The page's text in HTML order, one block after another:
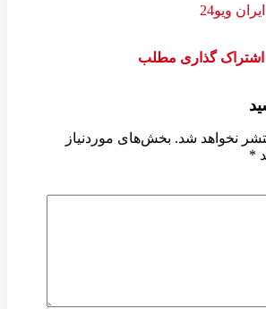
ویو24
اشتراک گذاری مطلب
نخواهد شد. بخش‌های موردنیاز
*